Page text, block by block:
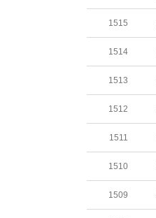
1515
1514
1513
1512
1511
1510
1509